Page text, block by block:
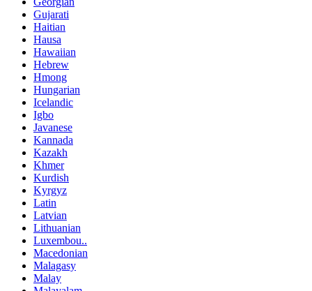
Gujarati
Haitian
Hausa
Hawaiian
Hebrew
Hmong
Hungarian
Icelandic
Igbo
Javanese
Kannada
Kazakh
Khmer
Kurdish
Kyrgyz
Latin
Latvian
Lithuanian
Luxembou..
Macedonian
Malagasy
Malay